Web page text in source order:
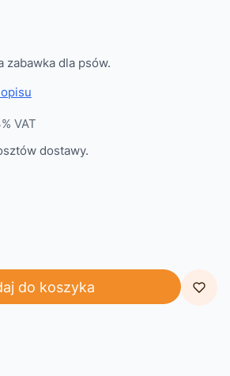
zabawka dla psów.
VAT
VAT
dostawy.
do koszyka
0. Zobacz szczegóły